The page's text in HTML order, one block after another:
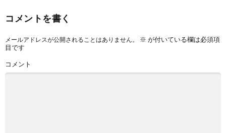
コメントを書く
メールアドレスが公開されることはありません。 ※ が付いている欄は必須項
目です
コメント